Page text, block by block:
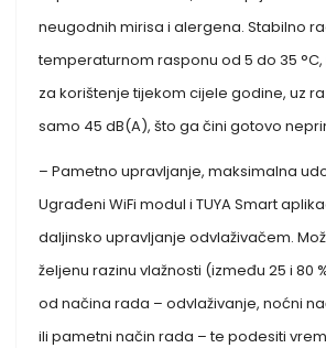
neugodnih mirisa i alergena. Stabilno
temperaturnom rasponu od 5 do 35
za korištenje tijekom cijele godine, uz
samo 45 dB(A), što ga čini gotovo
– Pametno upravljanje, maksimalna
Ugrađeni WiFi modul i TUYA Smart
daljinsko upravljanje odvlaživačem.
željenu razinu vlažnosti (između 25 i 80
od načina rada – odvlaživanje, noćni
ili pametni način rada – te podesiti